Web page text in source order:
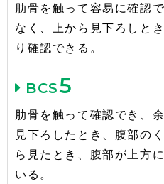
肋骨を触って容易に確認
なく、上から見下ろしと
り確認できる。
BCS5
肋骨を触って確認でき、
見下ろしたとき、腹部の
ら見たとき、腹部が上方
いる。